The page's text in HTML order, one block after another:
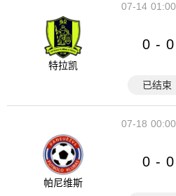
01:00
07-14
特拉凯
0 - 0
已结束
00:00
07-18
帕尼维斯
0 - 0